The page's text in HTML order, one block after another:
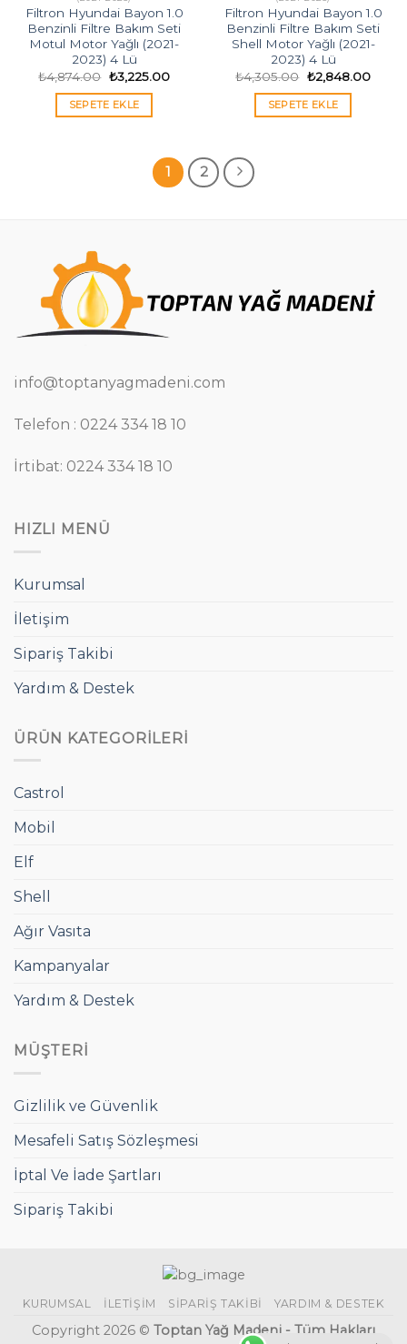
Filtron Hyundai Bayon 1.0
Benzinli Filtre Bakım Seti
Motul Motor Yağlı (2021-
2023) 4 Lü
₺4,874.00 Orijinal
fiyat:
₺4,874.00.
₺3,225.00Şu
SEPETE EKLE
Filtron Hyundai Bayon 1.0
Benzinli Filtre Bakım Seti
Shell Motor Yağlı (2021-
2023) 4 Lü
₺4,305.00 Orijinal
fiyat:
₺4,305.00.
₺2,848.00Şu
SEPETE EKLE
1 2
info@toptanyagmadeni.com
Telefon : 0224 334 18 10
İrtibat: 0224 334 18 10
HIZLI MENÜ
Kurumsal
İletişim
Sipariş Takibi
Yardım & Destek
ÜRÜN KATEGORILERI
Castrol
Mobil
Elf
Shell
Ağır Vasıta
Kampanyalar
Yardım & Destek
MÜŞTERI
Gizlilik ve Güvenlik
Mesafeli Satış Sözleşmesi
İptal Ve İade Şartları
Sipariş Takibi
KURUMSAL İLETIŞIM SIPARIŞ TAKIBI YARDIM & DESTEK
Copyright 2026 © Toptan Yağ Madeni - Tüm Hakları